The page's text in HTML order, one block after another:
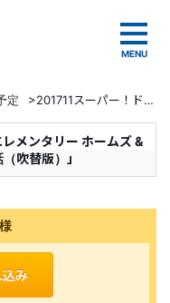
定 >201711スーパー！ドラマTV：「エレメンタリー ホームズ & ワトソン in NY シーズン4 第1話（吹替版）」
メンタリー ホームズ &
吹替版）」